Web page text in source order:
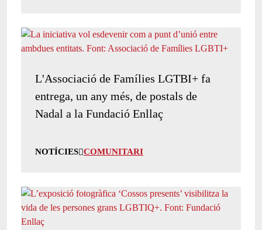
L'Associació de Famílies LGTBI+ fa
entrega, un any més, de postals de
Nadal a la Fundació Enllaç
NOTÍCIES COMUNITARI